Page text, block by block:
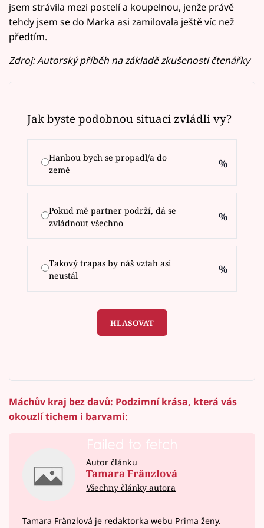
jsem strávila mezi postelí a koupelnou, jenže právě
tehdy jsem se do Marka asi zamilovala ještě víc než
předtím.
Zdroj: Autorský příběh na základě zkušenosti čtenářky
Jak byste podobnou situaci zvládli vy?
Hanbou bych se propadl/a do
země
%
Pokud mě partner podrží, dá se
zvládnout všechno
%
Takový trapas by náš vztah asi
neustál
%
HLASOVAT
Máchův kraj bez davů: Podzimní krása, která vás
okouzlí tichem i barvami:
Failed to fetch
Autor článku
Tamara Fränzlová
Všechny články autora
Tamara Fränzlová je redaktorka webu Prima ženy.